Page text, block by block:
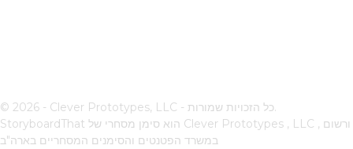
Clever Prototypes , LLC , ורשום
במשרד הפטנטים והסימנים המסחריים בארה"ב